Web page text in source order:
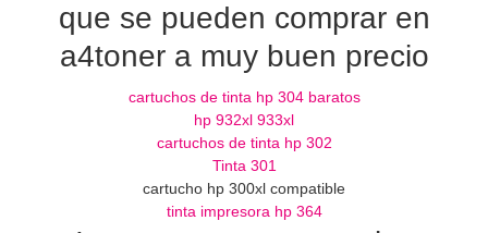
que se pueden comprar en
a4toner a muy buen precio
cartuchos de tinta hp 304 baratos
hp 932xl 933xl
cartuchos de tinta hp 302
Tinta 301
cartucho hp 300xl compatible
tinta impresora hp 364